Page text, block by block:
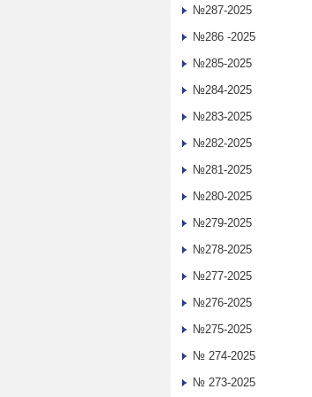
№287-2025
№286 -2025
№285-2025
№284-2025
№283-2025
№282-2025
№281-2025
№280-2025
№279-2025
№278-2025
№277-2025
№276-2025
№275-2025
№ 274-2025
№ 273-2025